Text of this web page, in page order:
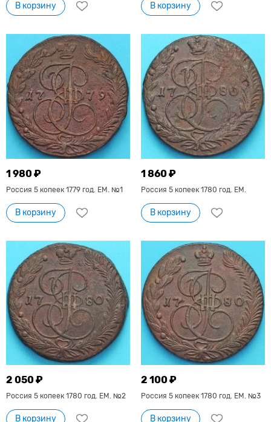
В корзину В корзину
1 980 ₽
Россия 5 копеек 1779 год. ЕМ. №1
В корзину
1 860 ₽
Россия 5 копеек 1780 год. ЕМ.
В корзину
2 050 ₽
Россия 5 копеек 1780 год. ЕМ. №2
В корзину
2 100 ₽
Россия 5 копеек 1780 год. ЕМ. №3
В корзину